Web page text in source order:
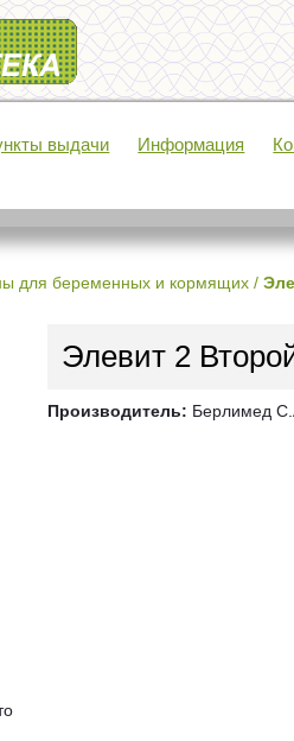
выдачи Информация
для беременных и кормящих /
Элевит 2
Производитель: Берлимед